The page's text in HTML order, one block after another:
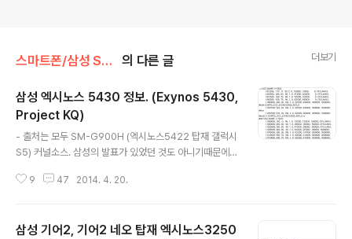
스마트폰/삼성 SAMSUNG 의 다른 글 더보기
삼성 엑시노스 5430 정보. (Exynos 5430,
Project KQ)
- 출처는 모두 SM-G900H (엑시노스5422 탑재 갤럭시
S5) 커널소스. 삼성의 발표가 있었던 것도 아니기때문에
의 사양과 차이가 있을 수 있습니다. 이 점 염두하고 보셨으
나 Helsinki가 나타납니다. 다른 부분에서는 Carmen이
9 47 2014. 4. 20.
삼성 기어2, 기어2 네오 탑재 엑시노스3250